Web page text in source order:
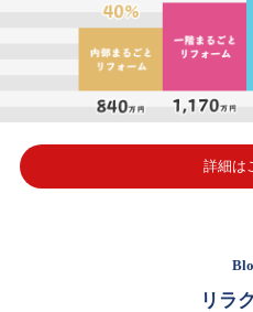
詳細は
リラ